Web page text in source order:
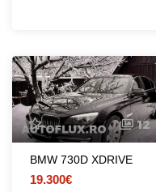
12
BMW 730D XDRIVE
19.300€